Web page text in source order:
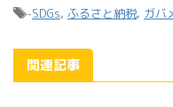
-SDGs, ふるさと納税, ガバ
関連記事